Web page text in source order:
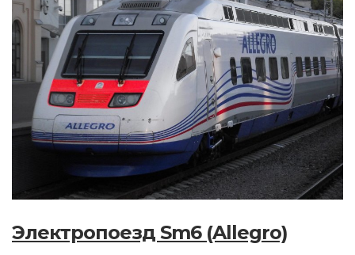
Электропоезд Sm6 (Allegro)